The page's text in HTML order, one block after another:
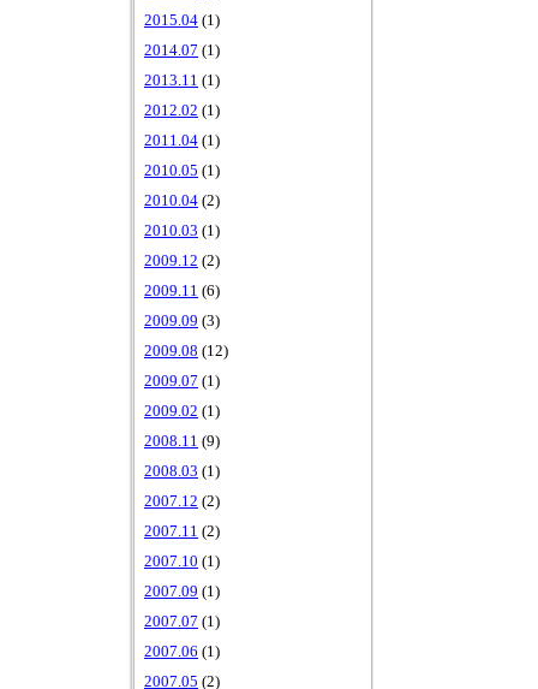
2015.04 (1)
2014.07 (1)
2013.11 (1)
2012.02 (1)
2011.04 (1)
2010.05 (1)
2010.04 (2)
2010.03 (1)
2009.12 (2)
2009.11 (6)
2009.09 (3)
2009.08 (12)
2009.07 (1)
2009.02 (1)
2008.11 (9)
2008.03 (1)
2007.12 (2)
2007.11 (2)
2007.10 (1)
2007.09 (1)
2007.07 (1)
2007.06 (1)
2007.05 (2)